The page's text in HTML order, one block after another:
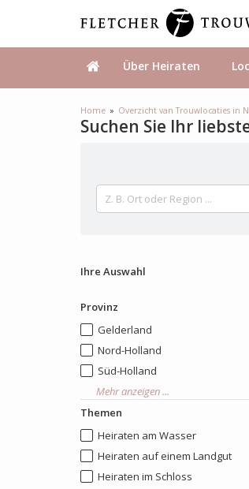
Über Heiraten
Home Overzicht van Trouwlocaties in
Suchen Sie Ihr
Ihre Auswahl
Provinz
Gelderland
Nord-Holland
Süd-Holland
Mehr anzeigen ...
Themen
Heiraten am Wasser
Heiraten auf einem Landgut
Heiraten im Schloss